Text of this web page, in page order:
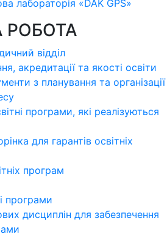
лабораторія «DAK GPS»
РОБОТА
відділ
акредитації та якості освіти
з планування та організації
програми, які реалізуються
для гарантів освітніх
програм
програми
дисциплін для забезпечення